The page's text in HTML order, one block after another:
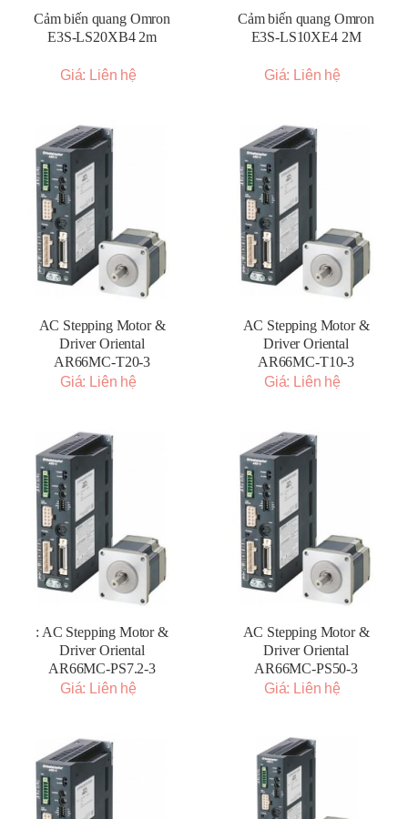
Cảm biến quang Omron
E3S-LS20XB4 2m
Giá: Liên hệ
Cảm biến quang Omron
E3S-LS10XE4 2M
Giá: Liên hệ
AC Stepping Motor &
Driver Oriental
AR66MC-T20-3
Giá: Liên hệ
AC Stepping Motor &
Driver Oriental
AR66MC-T10-3
Giá: Liên hệ
: AC Stepping Motor &
Driver Oriental
AR66MC-PS7.2-3
Giá: Liên hệ
AC Stepping Motor &
Driver Oriental
AR66MC-PS50-3
Giá: Liên hệ